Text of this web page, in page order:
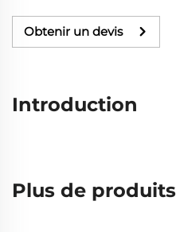
Obtenir un devis
Introduction
Plus de produits